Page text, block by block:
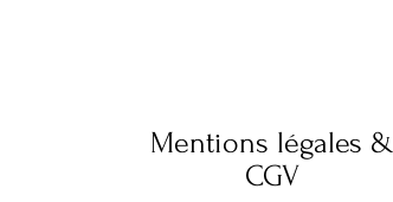
Mentions légales &
CGV